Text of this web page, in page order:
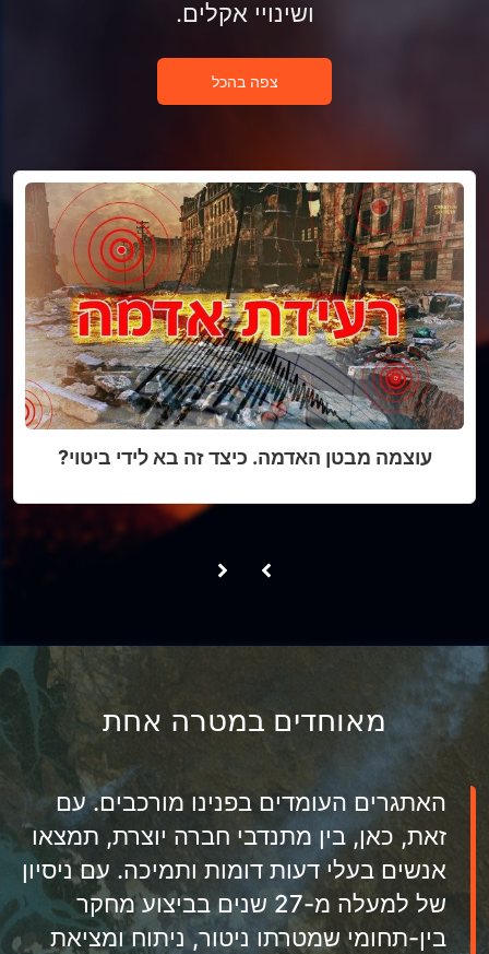
ושינויי אקלים.
צפה בהכל
עוצמה מבטן האדמה. כיצד זה בא לידי ביטוי?
מאוחדים במטרה אחת
האתגרים העומדים בפנינו מורכבים. עם
זאת, כאן, בין מתנדבי חברה יוצרת, תמצאו
אנשים בעלי דעות דומות ותמיכה. עם ניסיון
של למעלה מ-27 שנים בביצוע מחקר
בין-תחומי שמטרתו ניטור, ניתוח ומציאת